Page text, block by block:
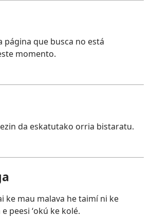
página que busca no está
momento.
da eskatutako orria bistaratu.
ke mau malava he taimí ni ke
e peesi ʻokú ke kolé.